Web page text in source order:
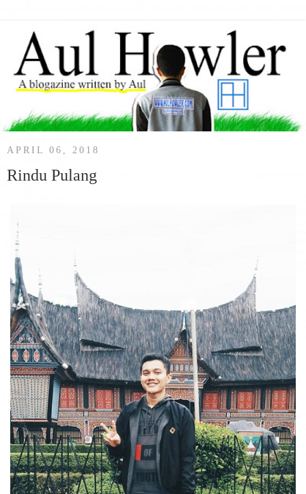
APRIL 06, 2018
Rindu Pulang